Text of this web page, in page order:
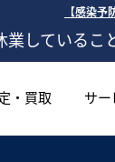
【感染
業している
・買取 サ